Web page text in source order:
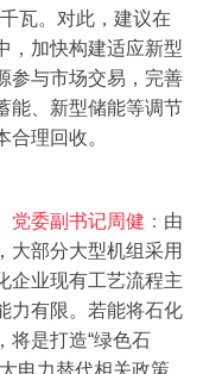
瓦。 对此，建议在
，加快构建适应新型
参与市场交易，完善
能、新型储能等调节
理回收。
委副书记周健： 由
大部分大型机组采用
企业现有工艺流程主
力有限。若能将石化
将是打造“绿色石
电力替代相关政策